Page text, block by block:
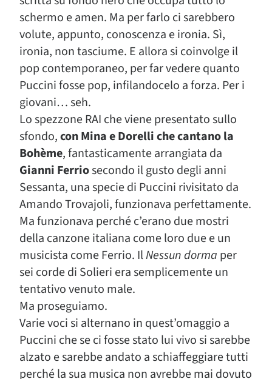
schermo e amen. Ma per farlo ci sarebbero
volute, appunto, conoscenza e ironia. Sì,
ironia, non tasciume. E allora si coinvolge il
pop contemporaneo, per far vedere quanto
Puccini fosse pop, infilandocelo a forza. Per i
giovani… seh.
Lo spezzone RAI che viene presentato sullo
sfondo,con Mina e Dorelli che cantano la
Bohème, fantasticamente arrangiata da
Gianni Ferriosecondo il gusto degli anni
Sessanta, una specie di Puccini rivisitato da
Amando Trovajoli, funzionava perfettamente.
Ma funzionava perché c’erano due mostri
della canzone italiana come loro due e un
musicista come Ferrio. IlNessun dorma per
sei corde di Solieri era semplicemente un
tentativo venuto male.
Ma proseguiamo.
Varie voci si alternano in quest’omaggio a
Puccini che se ci fosse stato lui vivo si sarebbe
alzato e sarebbe andato a schiaffeggiare tutti
perché la sua musica non avrebbe mai dovuto